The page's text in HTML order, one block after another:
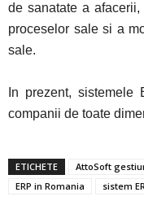
de sanatate a
proceselor sale si a
sale.
In prezent,
companii de toate
ETICHETE AttoSoft
ERP in Romania
sistem